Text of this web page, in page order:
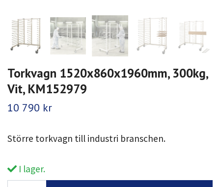
Torkvagn 1520x860x1960mm, 300kg,
Vit, KM152979
10 790 kr
Större torkvagn till industri branschen.
I lager.